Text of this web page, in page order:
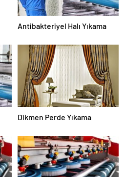
Antibakteriyel Halı Yıkama
Dikmen Perde Yıkama